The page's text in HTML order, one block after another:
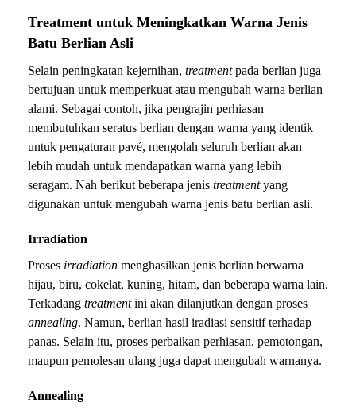
Treatment untuk Meningkatkan Warna Jenis
Batu Berlian Asli
Selain peningkatan kejernihan, treatmentpada berlian juga
bertujuan untuk memperkuat atau mengubah warna berlian
alami. Sebagai contoh, jika pengrajin perhiasan
membutuhkan seratus berlian dengan warna yang identik
untuk pengaturan pavé, mengolah seluruh berlian akan
lebih mudah untuk mendapatkan warna yang lebih
seragam. Nah berikut beberapa jenis treatmentyang
digunakan untuk mengubah warna jenis batu berlian asli.
Irradiation
Proses irradiation menghasilkan jenis berlian berwarna
hijau, biru, cokelat, kuning, hitam, dan beberapa warna lain.
Terkadang treatmentini akan dilanjutkan dengan proses
annealing. Namun, berlian hasil iradiasi sensitif terhadap
panas. Selain itu, proses perbaikan perhiasan, pemotongan,
maupun pemolesan ulang juga dapat mengubah warnanya.
Annealing